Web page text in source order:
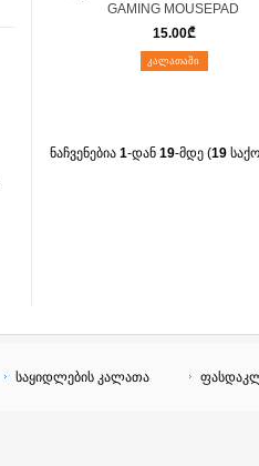
GAMING MOUSEPAD
15.00₾
ᲙᲐᲚᲐᲗᲐᲨᲘ
ნაჩვენებია 1-დან 19-მდე (19
საყიდლების კალათა